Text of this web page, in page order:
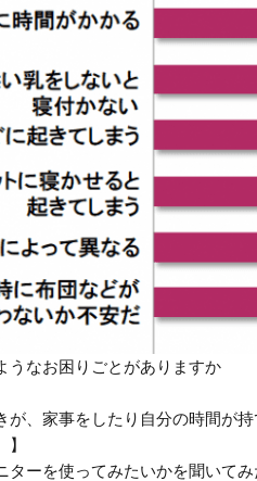
うなお困りごとがありますか
が、家事をしたり自分の時間が
ターを使ってみたいかを聞いて